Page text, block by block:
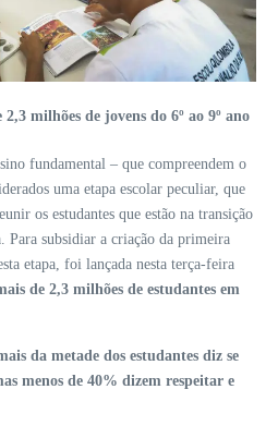
milhões de jovens do 6º ao 9º ano
fundamental – que compreendem o
uma etapa escolar peculiar, que
os estudantes que estão na transição
Para subsidiar a criação da primeira
etapa, foi lançada nesta terça-feira
de 2,3 milhões de estudantes em
da metade dos estudantes diz se
menos de 40% dizem respeitar e